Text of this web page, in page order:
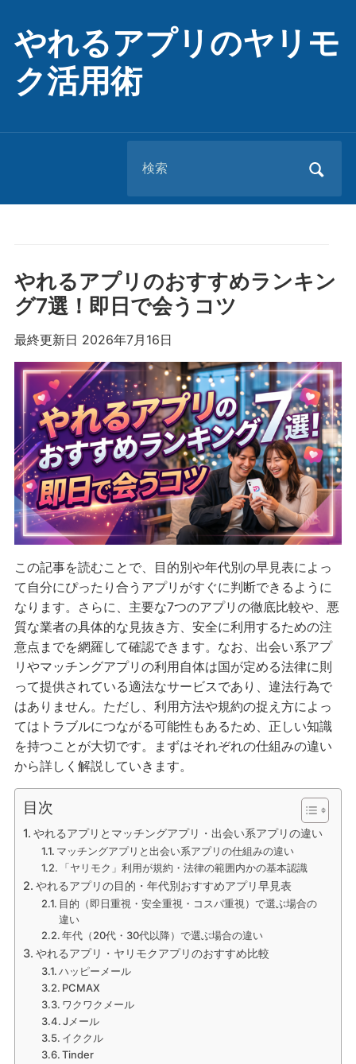
やれるアプリのヤリモ
ク活用術
for:
やれるアプリのおすすめランキン
グ7選！即日で会うコツ
最終更新日 2026年7月16日
この記事を読むことで、目的別や年代別の早見表によっ
て自分にぴったり合うアプリがすぐに判断できるように
なります。さらに、主要な7つのアプリの徹底比較や、悪
質な業者の具体的な見抜き方、安全に利用するための注
意点までを網羅して確認できます。なお、出会い系アプ
リやマッチングアプリの利用自体は国が定める法律に則
って提供されている適法なサービスであり、違法行為で
はありません。ただし、利用方法や規約の捉え方によっ
てはトラブルにつながる可能性もあるため、正しい知識
を持つことが大切です。まずはそれぞれの仕組みの違い
から詳しく解説していきます。
目次
やれるアプリとマッチングアプリ・出会い系アプリの違い
マッチングアプリと出会い系アプリの仕組みの違い
「ヤリモク」利用が規約・法律の範囲内かの基本認識
やれるアプリの目的・年代別おすすめアプリ早見表
目的（即日重視・安全重視・コスパ重視）で選ぶ場合の
違い
年代（20代・30代以降）で選ぶ場合の違い
やれるアプリ・ヤリモクアプリのおすすめ比較
ハッピーメール
PCMAX
ワクワクメール
Jメール
イククル
Tinder